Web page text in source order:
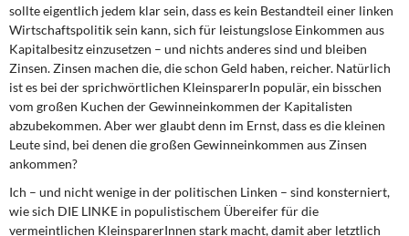
sollte eigentlich jedem klar sein, dass es kein Bestandteil einer linken
Wirtschaftspolitik sein kann, sich für leistungslose Einkommen aus
Kapitalbesitz einzusetzen – und nichts anderes sind und bleiben
Zinsen. Zinsen machen die, die schon Geld haben, reicher. Natürlich
ist es bei der sprichwörtlichen KleinsparerIn populär, ein bisschen
vom großen Kuchen der Gewinneinkommen der Kapitalisten
abzubekommen. Aber wer glaubt denn im Ernst, dass es die kleinen
Leute sind, bei denen die großen Gewinneinkommen aus Zinsen
ankommen?
Ich – und nicht wenige in der politischen Linken – sind konsterniert,
wie sich DIE LINKE in populistischem Übereifer für die
vermeintlichen KleinsparerInnen stark macht, damit aber letztlich